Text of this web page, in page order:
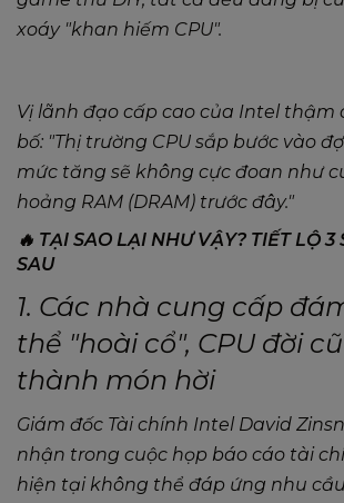
xoáy "khan hiếm CPU".
Vị lãnh đạo cấp cao của Intel thậm
bố: "Thị trường CPU sắp bước vào
mức tăng sẽ không cực đoan như
hoảng RAM (DRAM) trước đây."
🔥 TẠI SAO LẠI NHƯ VẬY? TIẾT LỘ
SAU
1. Các nhà cung cấp
thể "hoài cổ", CPU đời
thành món hời
Giám đốc Tài chính Intel David
nhận trong cuộc họp báo cáo tài
hiện tại không thể đáp ứng nhu